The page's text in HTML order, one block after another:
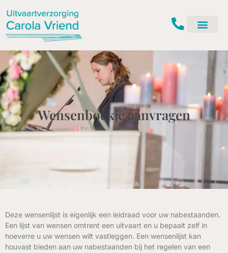
naar
de
inhoud
Wensenboekje aanvragen
Deze wensenlijst is eigenlijk een leidraad voor uw nabestaanden.
Een lijst van wensen omtrent een uitvaart en u bepaalt zelf in
hoeverre u uw wensen wilt vastleggen. Een wensenlijst kan
houvast bieden aan uw nabestaanden bij het regelen van een